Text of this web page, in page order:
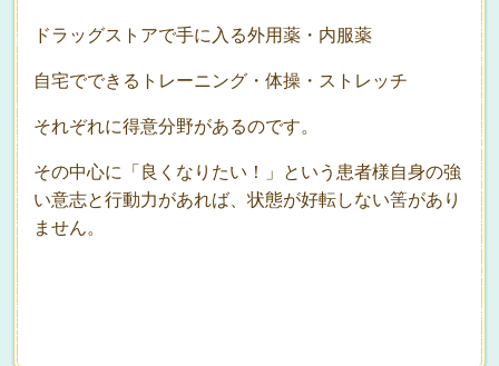
ドラッグストアで手に入る外用薬・内服薬
自宅でできるトレーニング・体操・ストレッチ
それぞれに得意分野があるのです。
その中心に「良くなりたい！」という患者様自身の強
い意志と行動力があれば、状態が好転しない筈があり
ません。